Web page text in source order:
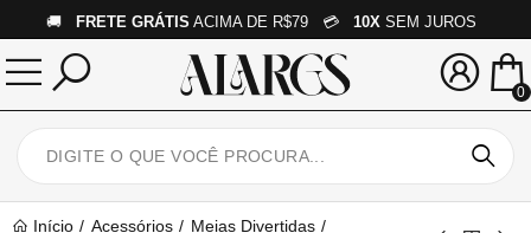
🚚 FRETE GRÁTIS ACIMA DE R$79 💳 10X SEM JUROS
0
Início Acessórios
Meias Divertidas